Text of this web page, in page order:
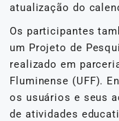
atualização do
Os participantes
um Projeto de
realizado em
Fluminense (UFF).
os usuários e seus
de atividades